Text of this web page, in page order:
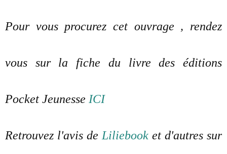
Pour vous procurez cet ouvrage , rendez
vous sur la fiche du livre des éditions
Pocket Jeunesse ICI
Retrouvez l'avis de Liliebook et d'autres sur